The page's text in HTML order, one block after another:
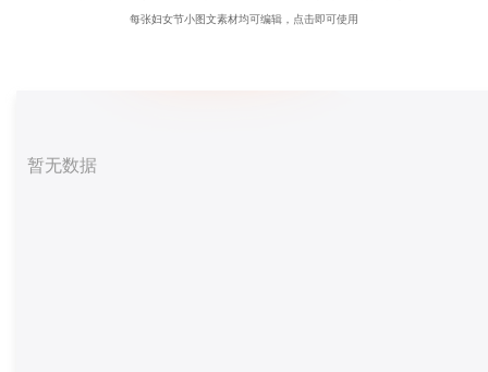
每张妇女节小图文素材均可编辑，点击即可使用